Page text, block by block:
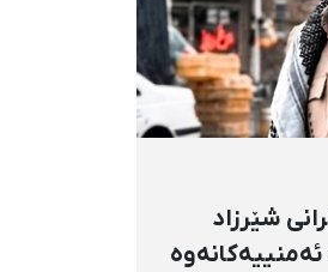
شێرزاد
ئەمنییەکانەوە